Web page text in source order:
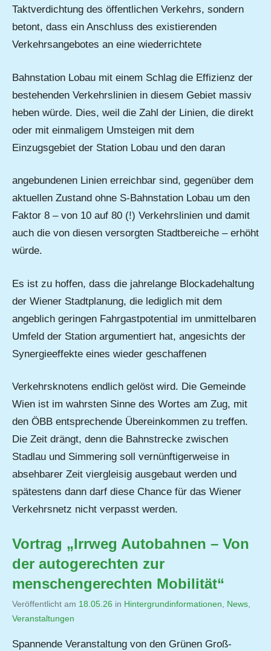
Taktverdichtung des öffentlichen Verkehrs, sondern
betont, dass ein Anschluss des existierenden
Verkehrsangebotes an eine wiederrichtete
Bahnstation Lobau mit einem Schlag die Effizienz der
bestehenden Verkehrslinien in diesem Gebiet massiv
heben würde. Dies, weil die Zahl der Linien, die direkt
oder mit einmaligem Umsteigen mit dem
Einzugsgebiet der Station Lobau und den daran
angebundenen Linien erreichbar sind, gegenüber dem
aktuellen Zustand ohne S-Bahnstation Lobau um den
Faktor 8 – von 10 auf 80 (!) Verkehrslinien und damit
auch die von diesen versorgten Stadtbereiche – erhöht
würde.
Es ist zu hoffen, dass die jahrelange Blockadehaltung
der Wiener Stadtplanung, die lediglich mit dem
angeblich geringen Fahrgastpotential im unmittelbaren
Umfeld der Station argumentiert hat, angesichts der
Synergieeffekte eines wieder geschaffenen
Verkehrsknotens endlich gelöst wird. Die Gemeinde
Wien ist im wahrsten Sinne des Wortes am Zug, mit
den ÖBB entsprechende Übereinkommen zu treffen.
Die Zeit drängt, denn die Bahnstrecke zwischen
Stadlau und Simmering soll vernünftigerweise in
absehbarer Zeit viergleisig ausgebaut werden und
spätestens dann darf diese Chance für das Wiener
Verkehrsnetz nicht verpasst werden.
Vortrag „Irrweg Autobahnen – Von
der autogerechten zur
menschengerechten Mobilität“
Veröffentlicht am 18.05.26 von
in Hintergrundinformationen, News,
Veranstaltungen
Spannende Veranstaltung von den Grünen Groß-